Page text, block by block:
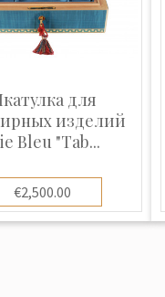
для
изделий
Bleu "Tab...
€2,500.00